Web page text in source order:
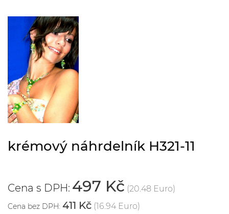
krémový náhrdelník H321-11
Cena s DPH: 497 Kč (20.48 Euro)
Cena bez DPH: 411 Kč (16.94 Euro)